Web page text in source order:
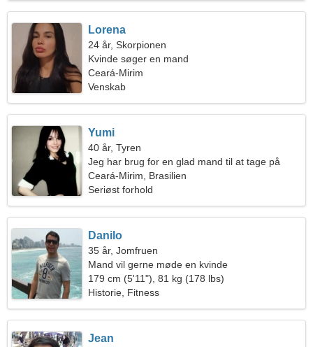
Lorena
24 år, Skorpionen
Kvinde søger en mand
Ceará-Mirim
Venskab
Yumi
40 år, Tyren
Jeg har brug for en glad mand til at tage på
camping sammen
Ceará-Mirim, Brasilien
Seriøst forhold
Danilo
35 år, Jomfruen
Mand vil gerne møde en kvinde
179 cm (5'11"), 81 kg (178 lbs)
Historie, Fitness
Jean